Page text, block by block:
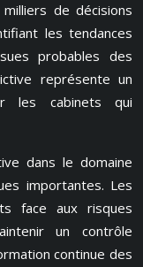
de décisions
les tendances
probables des
représente un
les cabinets qui
dans le domaine
importantes. Les
face aux risques
un contrôle
continue des